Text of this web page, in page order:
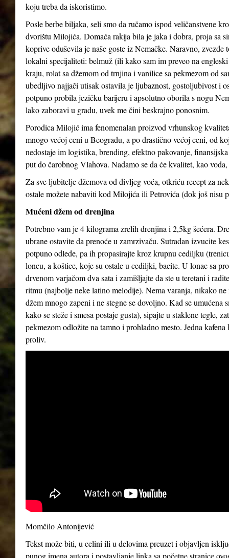
koju treba da iskoristimo.
Posle berbe biljaka, seli smo da ručamo ispod veličanstvene
dvorištu Milojića. Domaća rakija bila je jaka i dobra, proja sa
koprive oduševila je naše goste iz Nemačke. Naravno,
lokalni specijaliteti: belmuž (ili kako sam im preveo na
kraju, rolat sa džemom od trnjina i vanilice sa pekmezom od
ubedljivo najjači utisak ostavila je ljubaznost, gostoljubivost i
potpuno probila jezičku barijeru i apsolutno oborila s nogu
lako zaboravi u gradu, uvek me čini beskrajno ponosnim.
Porodica Milojić ima fenomenalan proizvod vrhunskog
mnogo većoj ceni u Beogradu, a po drastično većoj ceni, od
nedostaje im logistika, brending, efektno pakovanje,
put do čarobnog Vlahova. Nadamo se da će kvalitet, kao
Za sve ljubitelje džemova od divljeg voća, otkriću recept za
ostale možete nabaviti kod Milojića ili Petrovića (dok još nisu
Mućeni džem od drenjina
Potrebno vam je 4 kilograma zrelih drenjina i 2,5kg šećera.
ubrane ostavite da prenoće u zamrzivaču. Sutradan izvucite
potpuno odlede, pa ih propasirajte kroz krupnu cediljku
loncu, a koštice, koje su ostale u cediljki, bacite. U lonac sa
drvenom varjačom dva sata i zamišljajte da ste u teretani i
ritmu (najbolje neke latino melodije). Nema varanja, nikako
džem mnogo zapeni i ne stegne se dovoljno. Kad se umućena
kako se steže i smesa postaje gusta), sipajte u staklene tegle,
pekmezom odložite na tamno i prohladno mesto. Jedna
proliv.
Momčilo Antonijević
Tekst može biti, u celini ili u delovima preuzet i objavljen
punog imena autora i postavljanje linka sa početne stranice